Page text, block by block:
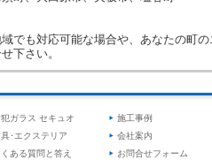
でも対応可能な場合や、あなたの町
下さい。
犯ガラス セキュオ
施工事例
･エクステリア
会社案内
くある質問と答え お問合せフォーム